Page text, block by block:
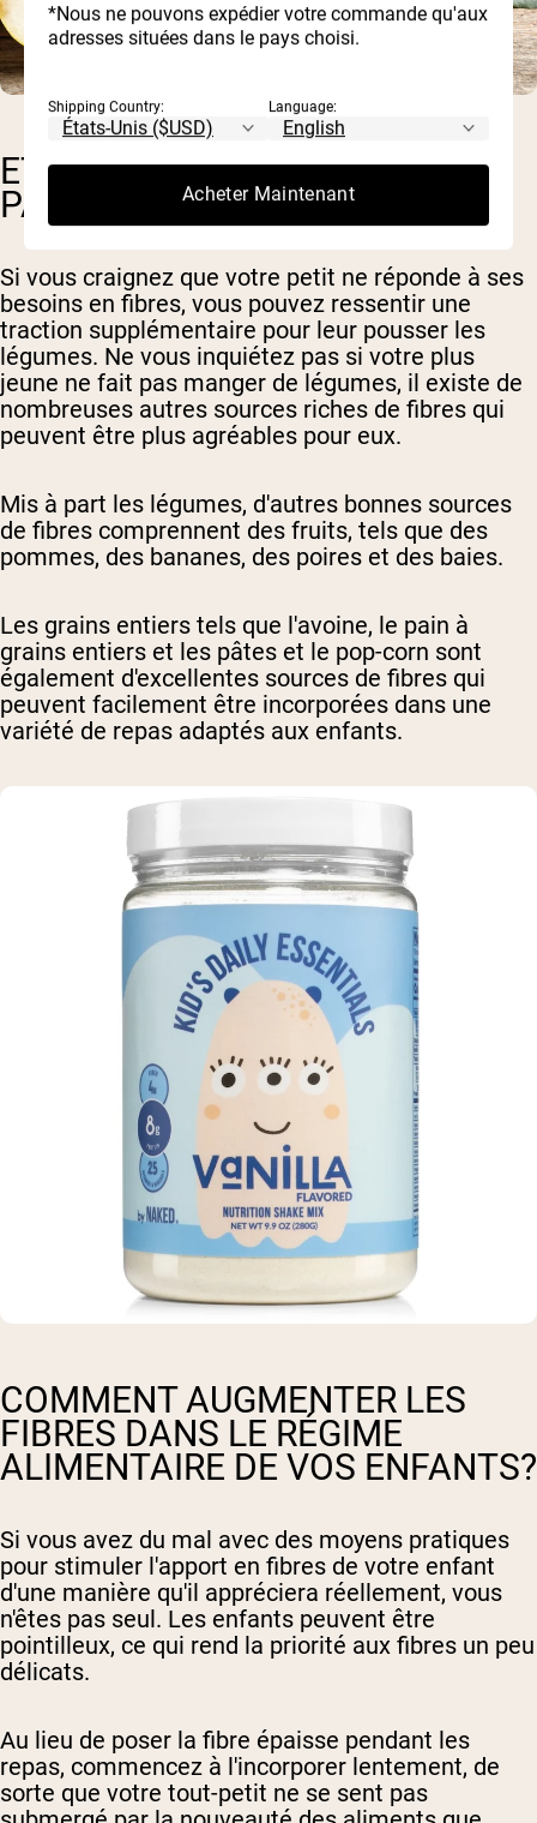
ET SI MES ENFANTS N'AIMENT
PAS LES LÉGUMES?
Si vous craignez que votre petit ne réponde à ses
besoins en fibres, vous pouvez ressentir une
traction supplémentaire pour leur pousser les
légumes. Ne vous inquiétez pas si votre plus
jeune ne fait pas manger de légumes, il existe de
nombreuses autres sources riches de fibres qui
peuvent être plus agréables pour eux.
Mis à part les légumes, d'autres bonnes sources
de fibres comprennent des fruits, tels que des
pommes, des bananes, des poires et des baies.
Les grains entiers tels que l'avoine, le pain à
grains entiers et les pâtes et le pop-corn sont
également d'excellentes sources de fibres qui
peuvent facilement être incorporées dans une
variété de repas adaptés aux enfants.
COMMENT AUGMENTER LES
FIBRES DANS LE RÉGIME
ALIMENTAIRE DE VOS ENFANTS?
Si vous avez du mal avec des moyens pratiques
pour stimuler l'apport en fibres de votre enfant
d'une manière qu'il appréciera réellement, vous
n'êtes pas seul. Les enfants peuvent être
pointilleux, ce qui rend la priorité aux fibres un peu
délicats.
Au lieu de poser la fibre épaisse pendant les
repas, commencez à l'incorporer lentement, de
sorte que votre tout-petit ne se sent pas
*Nous ne pouvons expédier votre commande qu'aux
adresses situées dans le pays choisi.
Shipping Country: Language:
Acheter Maintenant